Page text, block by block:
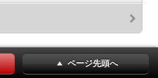
ページ先頭へ